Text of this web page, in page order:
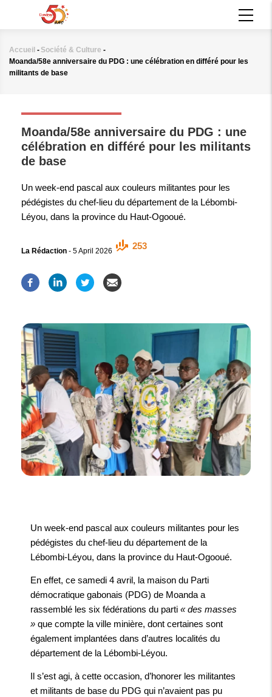
principal
Fil
d'Ariane
Accueil - Société & Culture -
Moanda/58e anniversaire du PDG : une célébration en différé pour les
militants de base
Moanda/58e anniversaire du PDG : une
célébration en différé pour les militants
de base
Un week-end pascal aux couleurs militantes pour les
pédégistes du chef-lieu du département de la Lébombi-
Léyou, dans la province du Haut-Ogooué.
La Rédaction - 5 April 2026
253
Un week-end pascal aux couleurs militantes pour les
pédégistes du chef-lieu du département de la
Lébombi-Léyou, dans la province du Haut-Ogooué.
En effet, ce samedi 4 avril, la maison du Parti
démocratique gabonais (PDG) de Moanda a
rassemblé les six fédérations du parti « des masses
» que compte la ville minière, dont certaines sont
également implantées dans d’autres localités du
département de la Lébombi-Léyou.
Il s’est agi, à cette occasion, d’honorer les militantes
et militants de base du PDG qui n’avaient pas pu